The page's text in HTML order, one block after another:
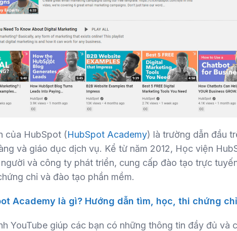
của HubSpot (HubSpot Academy) là trường dẫn đầu
và giáo dục dịch vụ. Kể từ năm 2012, Học viện
và công ty phát triển, cung cấp đào tạo trực
chỉ và đào tạo phần mềm.
Academy là gì? Hướng dẫn tìm, học, thi chứng
YouTube giúp các bạn có những thông tin đầy đủ và